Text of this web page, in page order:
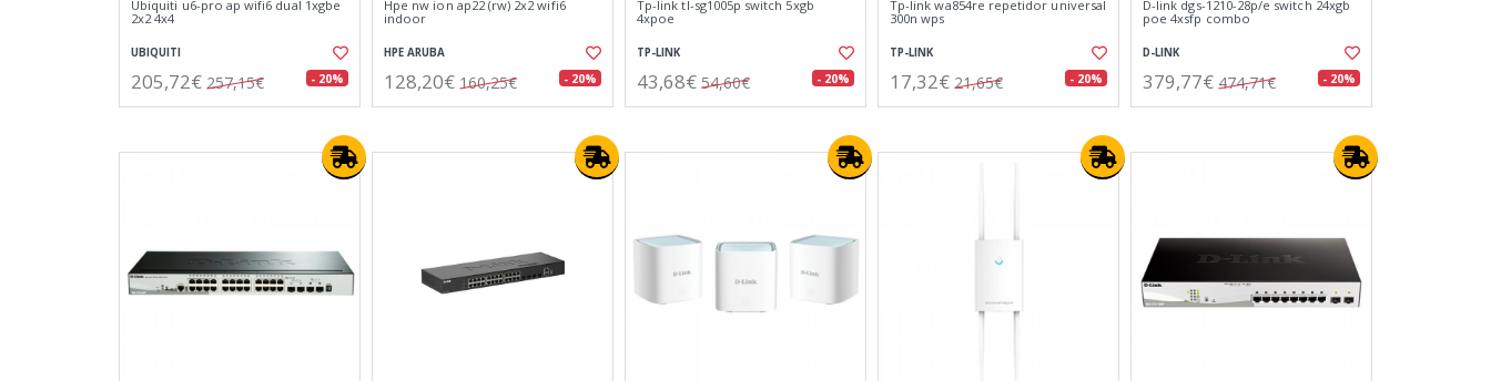
Ubiquiti u6-pro ap wifi6 dual 1xgbe
2x2 4x4
UBIQUITI
205,72€ 257,15€ - 20%
Hpe nw ion ap22 (rw) 2x2 wifi6
indoor
HPE ARUBA
128,20€ 160,25€ - 20%
Tp-link tl-sg1005p switch 5xgb
4xpoe
TP-LINK
43,68€ 54,60€ - 20%
Tp-link wa854re repetidor universal
300n wps
TP-LINK
17,32€ 21,65€ - 20%
D-link dgs-1210-28p/e switch 24xgb
poe 4xsfp combo
D-LINK
379,77€ 474,71€ - 20%